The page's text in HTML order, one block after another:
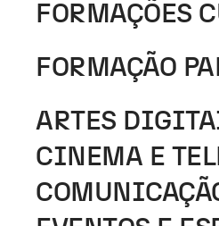
FORMAÇÕES
FORMAÇÃO
ARTES
CINEMA E